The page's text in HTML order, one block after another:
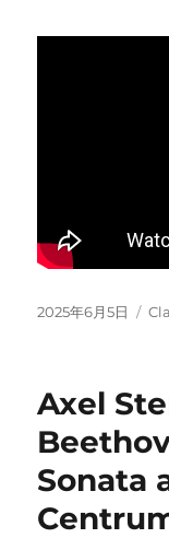
Posted
2025年6月5日
Axel
Sonata